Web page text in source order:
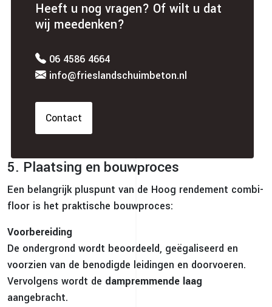
Heeft u nog vragen? Of wilt u dat
wij meedenken?
06 4586 4664
info@frieslandschuimbeton.nl
Contact
5. Plaatsing en bouwproces
Een belangrijk pluspunt van de Hoog rendement combi-
floor is het praktische bouwproces:
Voorbereiding
De ondergrond wordt beoordeeld, geëgaliseerd en
voorzien van de benodigde leidingen en doorvoeren.
Vervolgens wordt de dampremmende laag
aangebracht.